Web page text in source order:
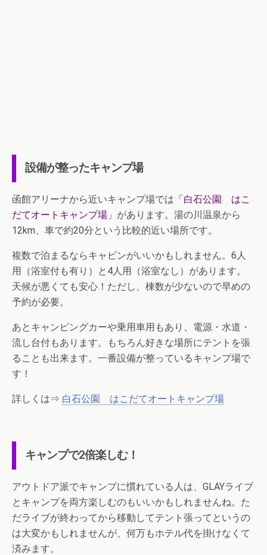
設備が整ったキャンプ場
函館アリーナから近いキャンプ場では 「白石公園 はこ
だてオートキャンプ場」 があります。湯の川温泉から
12km、車で約20分という比較的近い場所です。
複数で泊まるならキャビンがいいかもしれません。6人
用（浴室付も有り）と4人用（浴室なし）があります。
天候が悪くても安心！ただし、棟数が少ないので早めの
予約が必要。
あとキャンピングカーや乗用車用もあり、電源・水道・
流し台付もあります。もちろん好きな場所にテントを張
ることも出来ます。一番設備が整っているキャンプ場で
す！
詳しくは⇒ 白石公園 はこだてオートキャンプ場
キャンプで2倍楽しむ！
アウトドア派でキャンプに慣れている人は、GLAYライブ
とキャンプを両方楽しむのもいいかもしれませんね。た
だライブが終わってから移動してテント張ってというの
は大変かもしれませんが、何万もホテル代を掛けなくて
済みます。